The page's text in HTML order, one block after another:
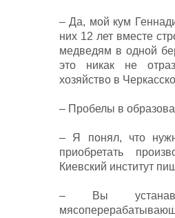
– Да, мой кум
них 12 лет вместе
медведям в одной
это никак не
хозяйство в
– Пробелы в
– Я понял, что
приобретать
Киевский институт
– Вы